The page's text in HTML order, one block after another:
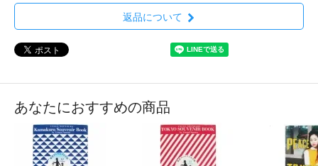
返品について
あなたにおすすめの商品